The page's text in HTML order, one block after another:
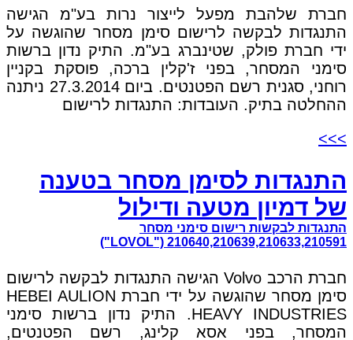
חברת שלהבת מפעל לייצור נרות בע"מ הגישה
התנגדות לבקשה לרישום סימן מסחר שהוגשה על
ידי חברת פולק, שטינברג בע"מ. התיק נדון ברשות
סימני המסחר, בפני ז'קלין ברכה, פוסקת בקניין
רוחני, סגנית רשם הפטנטים. ביום 27.3.2014 ניתנה
ההחלטה בתיק. העובדות: התנגדות לרישום
>>>
התנגדות לסימן מסחר בטענה
של דמיון מטעה ודילול
התנגדות לבקשות רישום סימני מסחר
210640,210639,210633,210591 ("LOVOL")
חברת הרכב Volvo הגישה התנגדות לבקשה לרישום
סימן מסחר שהוגשה על ידי חברת HEBEI AULION
HEAVY INDUSTRIES. התיק נדון ברשות סימני
המסחר, בפני אסא קלינג, רשם הפטנטים,